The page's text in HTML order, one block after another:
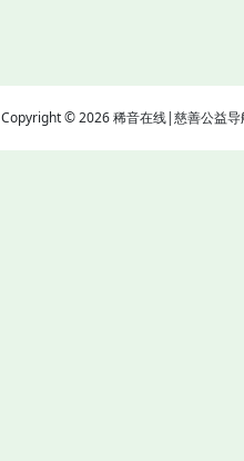
Copyright © 2026 稀音在线|慈善公益导